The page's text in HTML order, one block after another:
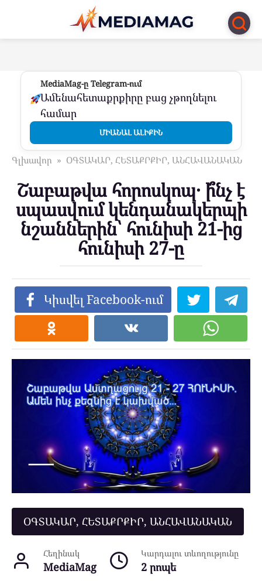
Перейти
контенту
MediaMag-ը Telegram-ում
Ամենահետաքրքիրը բաց չթողնելու
համար
ՄԻԱՆԱԼ ԱԼԻՔԻՆ
Գլխավոր » ՕԳՏԱԿԱՐ, ՀԵՏԱՔՐՔԻՐ, ԱՆՀԱՎԱՆԱԿԱՆ
Շաբաթվա հորոսկոպ․ ի՞նչ է
սպասվում կենդանակերպի
նշաններին՝ հունիսի 21-ից
հունիսի 27-ը
Կիսվել Facebook-ում
ՕԳՏԱԿԱՐ, ՀԵՏԱՔՐՔԻՐ, ԱՆՀԱՎԱՆԱԿԱՆ
Հեղինակ
MediaMag
Կարդալու տևողությունը
2 րոպե